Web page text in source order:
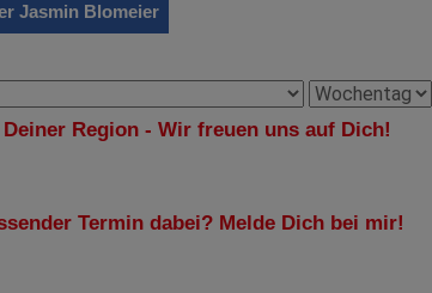
Jasmin Blomeier
Deiner Region - Wir freuen uns auf Dich!
Termin dabei? Melde Dich bei mir!